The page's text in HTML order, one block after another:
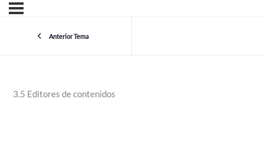
Anterior Tema
3.5 Editores de contenidos